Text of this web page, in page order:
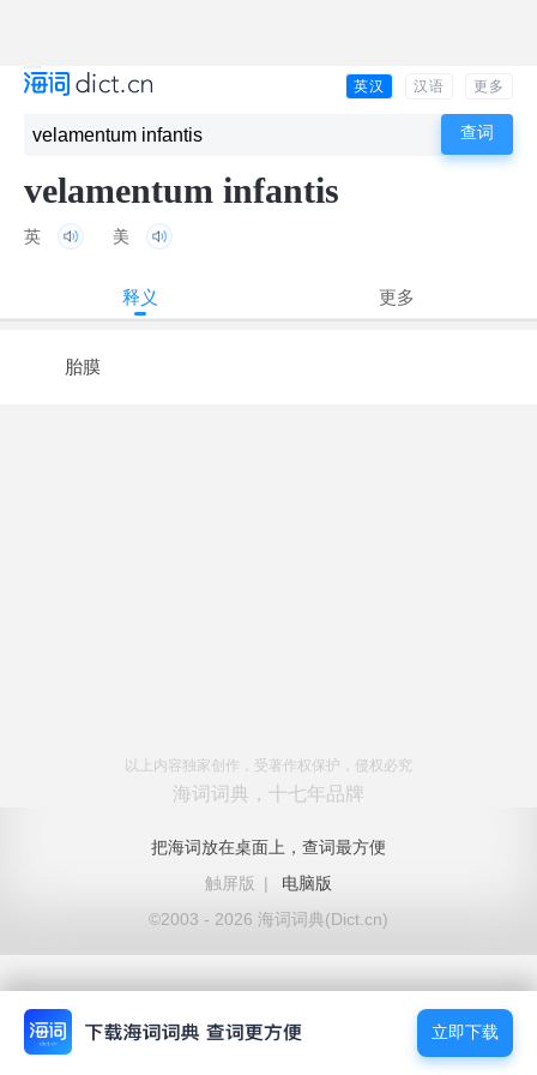
英汉 汉语 更多
velamentum infantis
英 美
释义 更多
胎膜
以上内容独家创作，受著作权保护，侵权必究
海词词典，十七年品牌
把海词放在桌面上，查词最方便
触屏版
|
电脑版
©2003 - 2026 海词词典(Dict.cn)
立即下载
立即下载